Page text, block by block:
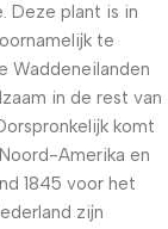
Deze plant is in
te
Waddeneilanden
in de rest van
komt
Amerika en
1845 voor het
zijn